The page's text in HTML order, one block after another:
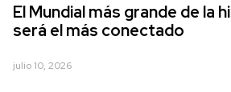
El Mundial más grande de la
será el más conectado
julio 10, 2026